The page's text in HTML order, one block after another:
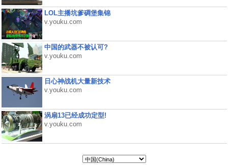
LOL主播坑爹碉堡集锦
v.youku.com
中国的武器不被认可?
v.youku.com
日心神战机大量新技术
v.youku.com
涡扇13已经成功定型!
v.youku.com